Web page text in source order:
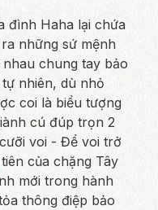
đình Haha lại chứa
những sứ mệnh
chung tay bảo
nhiên, dù nhỏ
coi là biểu tượng
cú đúp trọn 2
voi - Để voi trở
của chặng Tây
mới trong hành
thông điệp bảo